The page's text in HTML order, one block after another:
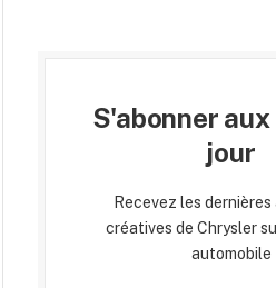
S'abonner aux
jour
Recevez les
créatives de Chrysler
automobile